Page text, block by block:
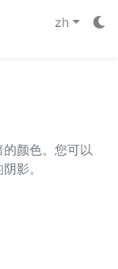
zh
颜色。您可以
影。